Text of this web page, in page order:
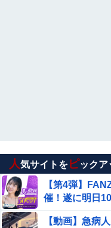
数年前に私が旅行先で
から別の旅行先で私自
女子プロレスラーさん
（※画像あり）
人気サイトをピックア
【第4弾】
催！遂に明日
【動画】急病